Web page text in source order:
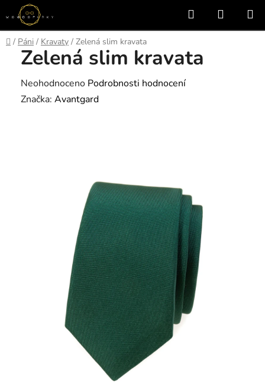
Přejít
na
obsah
Hledat
KOŠÍK
Domů
/ Páni / Kravaty / Zelená slim kravata
Zelená slim kravata
Průměrné
hodnocení
Neohodnoceno Podrobnosti hodnocení
Značka: Avantgard